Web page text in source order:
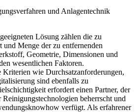
und Anlagentechnik
Lösung zählen die zu
und Menge der zu entfernenden
Geometrie, Dimensionen und
wesentlichen Faktoren.
Kriterien wie Durchsatzanforderungen,
sind ebenfalls zu
erfordert einen Partner, der
beherrscht und
verfügt. Als erfahrener